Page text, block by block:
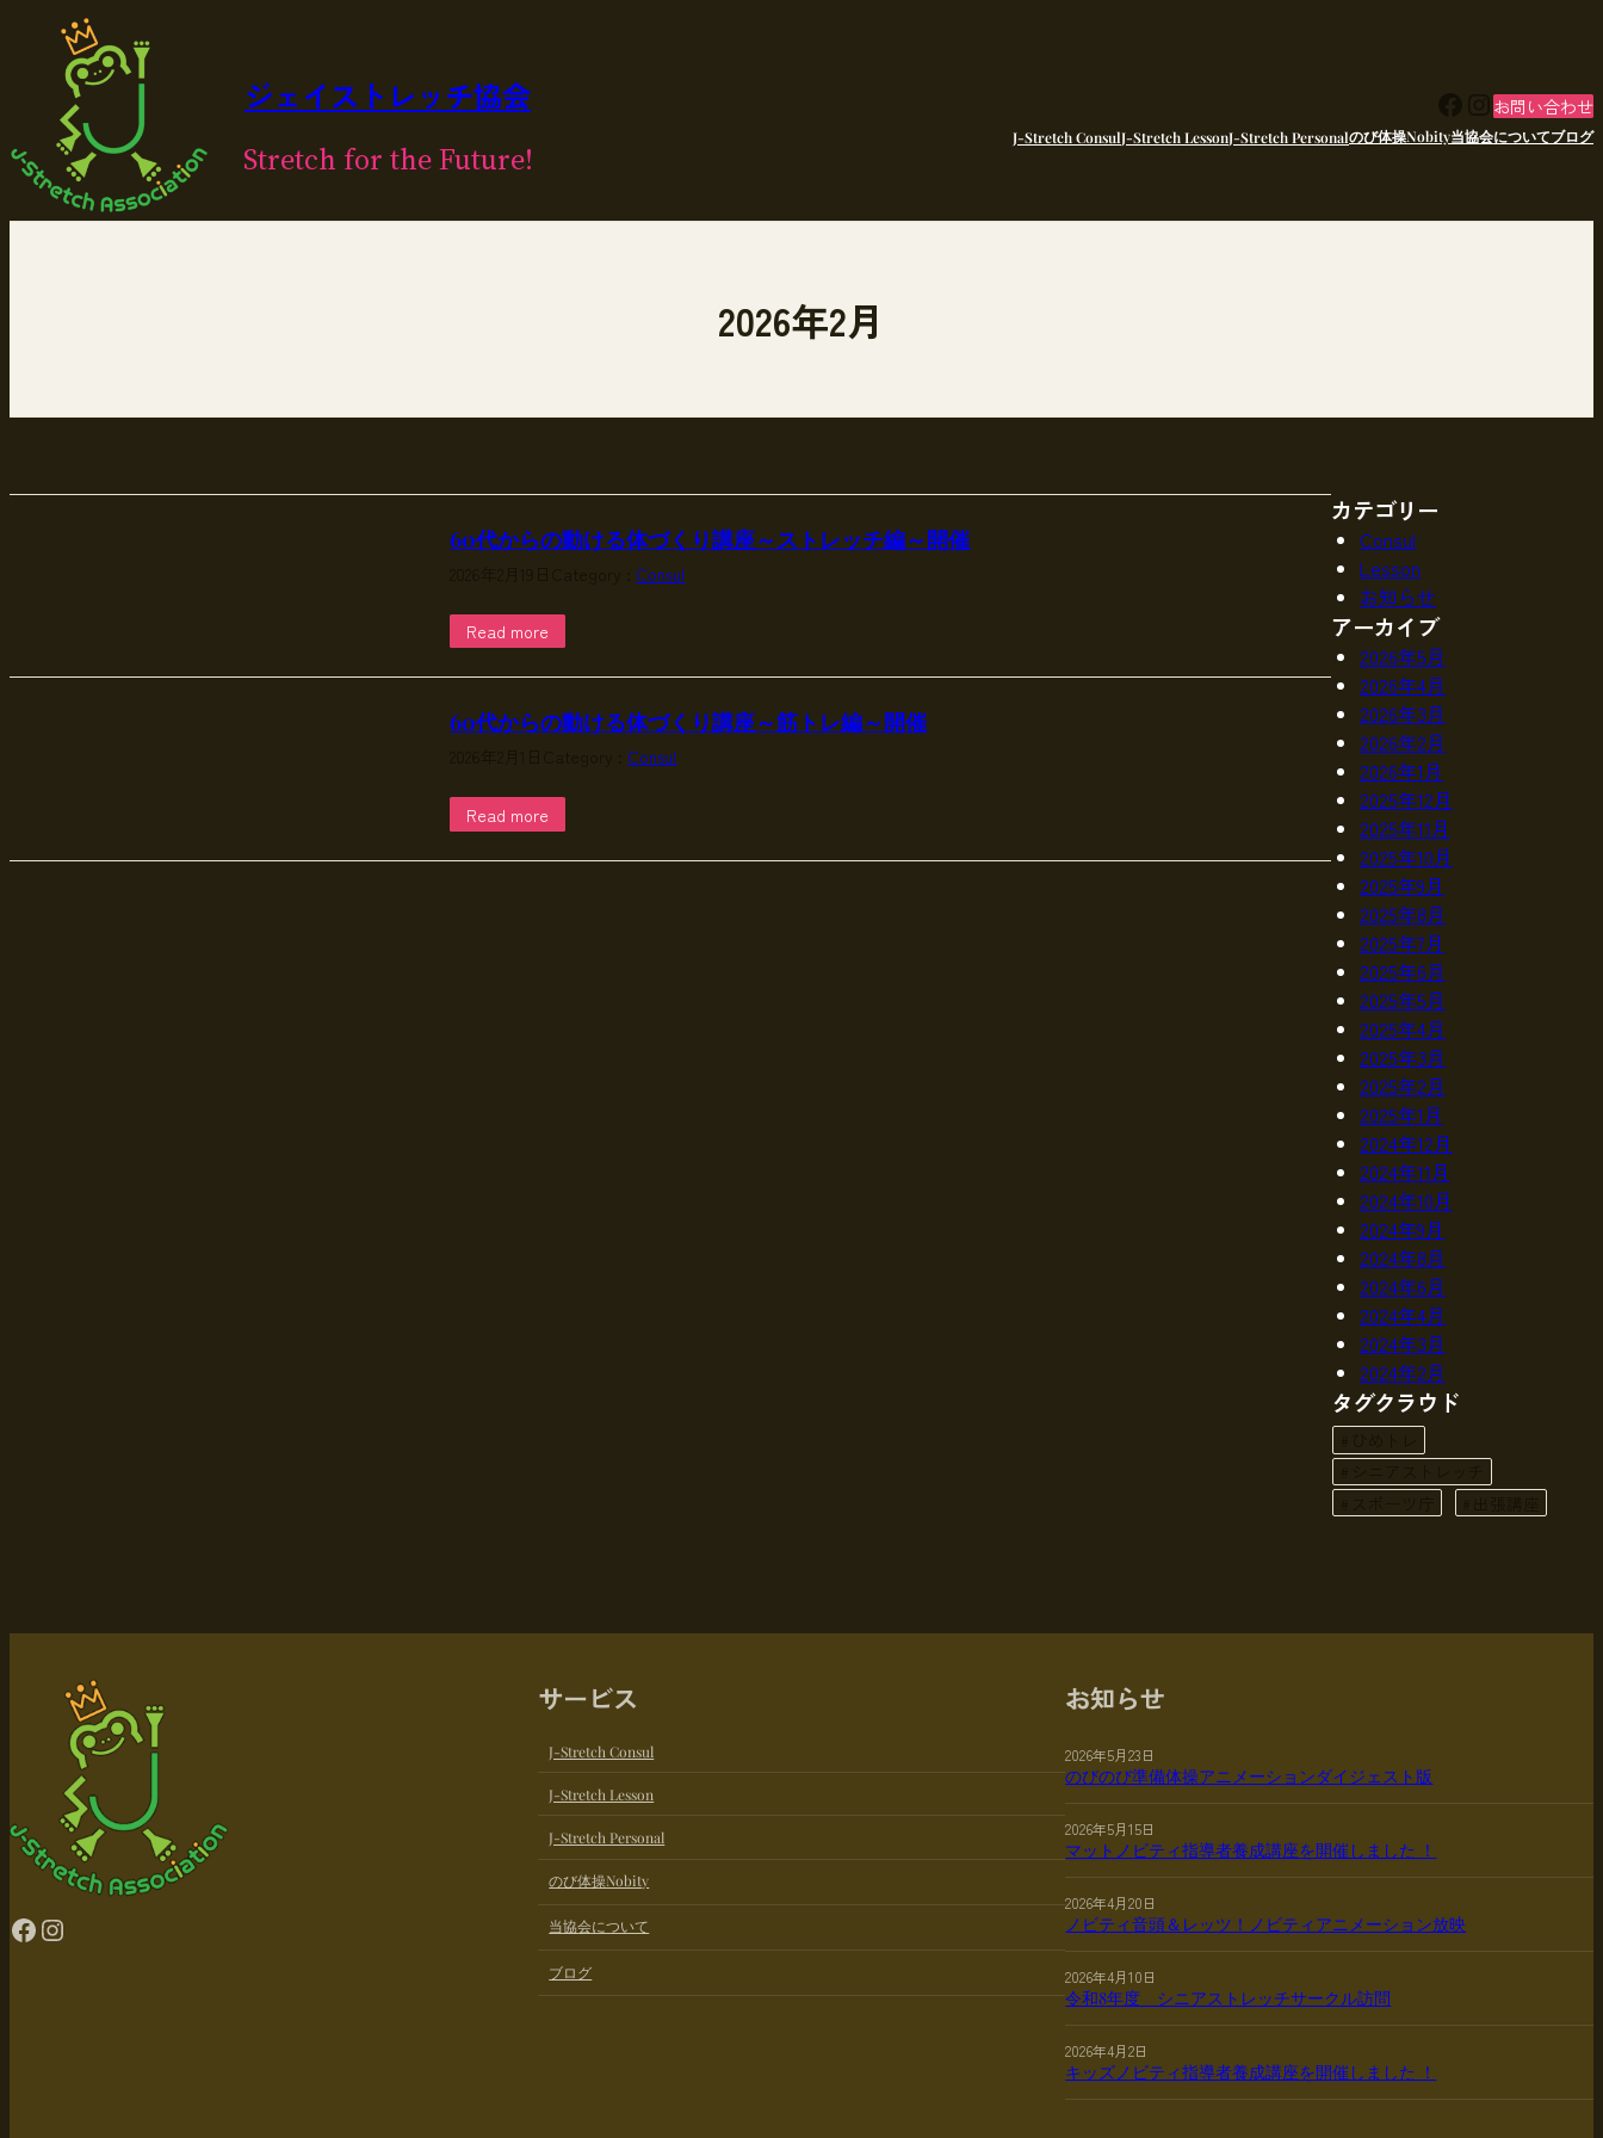
ッ
ジェイストレッチ協会
Stretch for the Future!
Facebook
Instagram
お問い合わせ
J-Stretch ConsulJ-Stretch LessonJ-Stretch Personalのび体操Nobity当協会についてブログ
2026年2月
60代からの動ける体づくり講座～ストレッチ編～開催
Consul
Read more
60代からの動ける体づくり講座～筋トレ編～開催
Consul
Read more
カテゴリー
Consul
Lesson
お知らせ
アーカイブ
2026年5月
2026年4月
2026年3月
2026年2月
2026年1月
2025年12月
2025年11月
2025年10月
2025年9月
2025年8月
2025年7月
2025年6月
2025年5月
2025年4月
2025年3月
2025年2月
2025年1月
2024年12月
2024年11月
2024年10月
2024年9月
2024年8月
2024年6月
2024年4月
2024年3月
2024年2月
タグクラウド
Facebook Instagram
サービス
J-Stretch Consul
J-Stretch Lesson
J-Stretch Personal
のび体操Nobity
当協会について
ブログ
お知らせ
2026年5月23日
のびのび準備体操アニメーションダイジェスト版
2026年5月15日
マットノビティ指導者養成講座を開催しました ！
2026年4月20日
ノビティ音頭＆レッツ！ノビティアニメーション放映
2026年4月10日
令和8年度 シニアストレッチサークル訪問
2026年4月2日
キッズノビティ指導者養成講座を開催しました ！